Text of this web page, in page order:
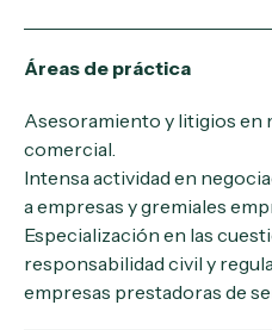
Áreas de práctica
Asesoramiento y litigios en
comercial.
Intensa actividad en
a empresas y gremiales
Especialización en las
responsabilidad civil y
empresas prestadoras de